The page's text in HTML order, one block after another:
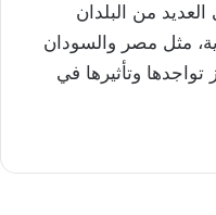
العديد من البلدان
مثل مصر والسودان
وتأثيرها في